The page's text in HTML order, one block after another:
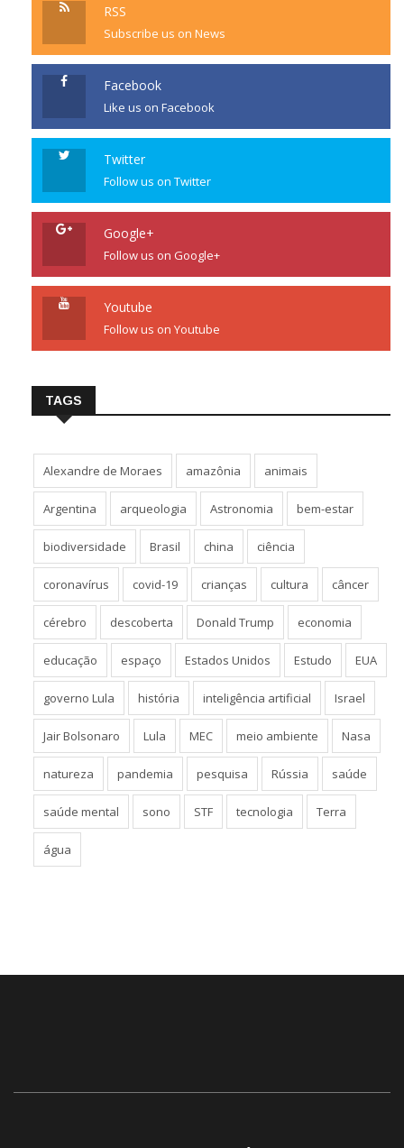
RSS
Subscribe us on News
Facebook
Like us on Facebook
Twitter
Follow us on Twitter
Google+
Follow us on Google+
Youtube
Follow us on Youtube
TAGS
Alexandre de Moraes amazônia animais
Argentina arqueologia Astronomia bem-estar
biodiversidade Brasil china ciência
coronavírus covid-19 crianças cultura câncer
cérebro descoberta Donald Trump economia
educação espaço Estados Unidos Estudo EUA
governo Lula história inteligência artificial Israel
Jair Bolsonaro Lula MEC meio ambiente Nasa
natureza pandemia pesquisa Rússia saúde
saúde mental sono STF tecnologia Terra
água